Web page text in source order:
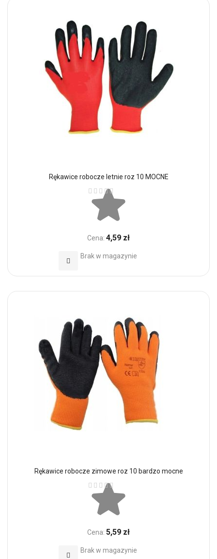
Rękawice robocze letnie roz 10 MOCNE
Ocena:
Cena: 4,59 zł
Brak w magazynie
Dodaj do Ulubionych
Rękawice robocze zimowe roz 10 bardzo mocne
Ocena:
Cena: 5,59 zł
Brak w magazynie
Dodaj do Ulubionych